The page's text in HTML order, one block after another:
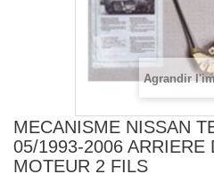
Agrandir
MECANISME NISSAN
05/1993-2006 ARRIERE
MOTEUR 2 FILS